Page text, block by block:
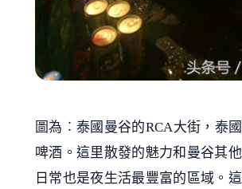
圖為︰泰國曼谷的RCA大街，泰
啤酒。這里散發的魅力和曼谷其
日常也是夜生活最豐富的區域。